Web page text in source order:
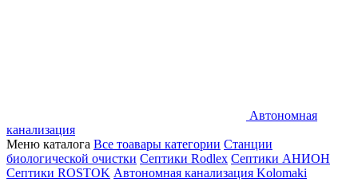
Автономная
канализация
Меню каталога Все тоавары категории Станции
биологической очистки Септики Rodlex Септики АНИОН
Септики ROSTOK Автономная канализация Kolomaki